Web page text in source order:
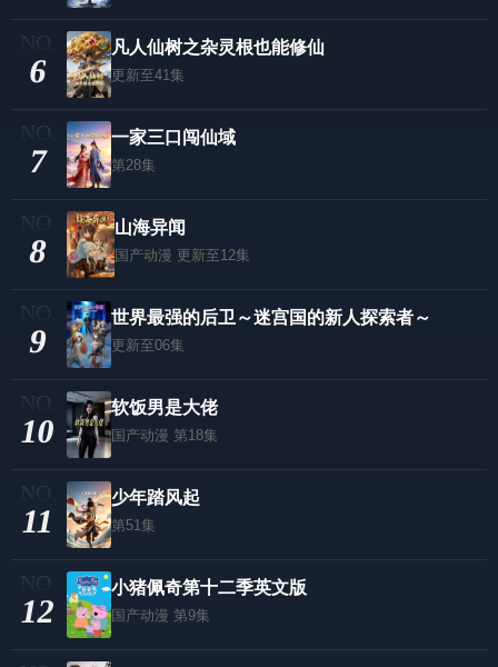
6
凡人仙树之杂灵根也能修仙
更新至41集
7
一家三口闯仙域
第28集
8
山海异闻
国产动漫 更新至12集
9
世界最强的后卫～迷宫国的新人探索者～
更新至06集
10
软饭男是大佬
国产动漫 第18集
11
少年踏风起
第51集
12
小猪佩奇第十二季英文版
国产动漫 第9集